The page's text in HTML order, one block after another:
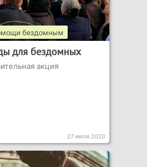
бездомным
для бездомных
акция
27 июля 2020